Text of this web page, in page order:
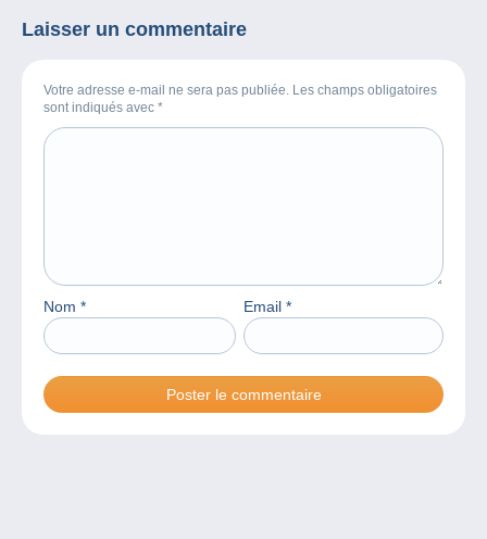
Laisser un commentaire
Votre adresse e-mail ne sera pas publiée. Les champs obligatoires
sont indiqués avec *
Nom * Email *